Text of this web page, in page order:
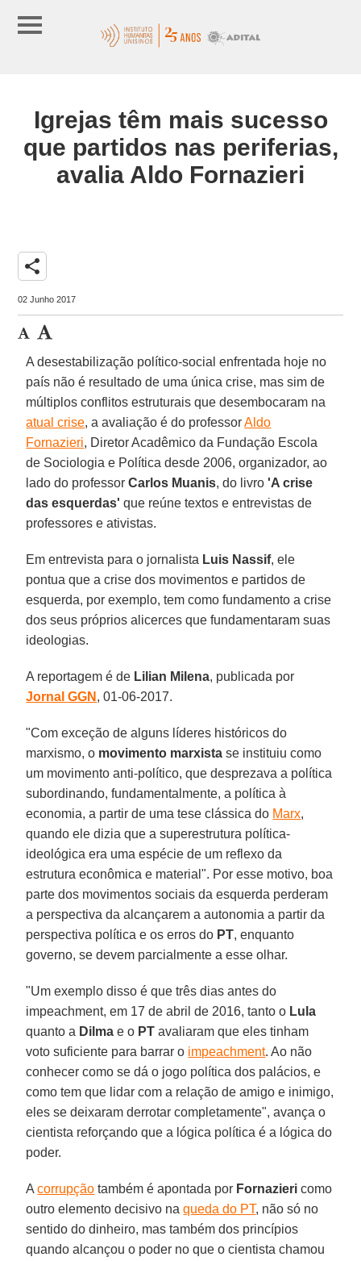
Igrejas têm mais sucesso
que partidos nas periferias,
avalia Aldo Fornazieri
share
02 Junho 2017
A desestabilização político-social enfrentada hoje no
país não é resultado de uma única crise, mas sim de
múltiplos conflitos estruturais que desembocaram na
atual crise, a avaliação é do professorAldo
Fornazieri, Diretor Acadêmico da Fundação Escola
de Sociologia e Política desde 2006, organizador, ao
lado do professorCarlos Muanis, do livro'A crise
das esquerdas' que reúne textos e entrevistas de
professores e ativistas.
Em entrevista para o jornalista Luis Nassif, ele
pontua que a crise dos movimentos e partidos de
esquerda, por exemplo, tem como fundamento a crise
dos seus próprios alicerces que fundamentaram suas
ideologias.
A reportagem é de Lilian Milena, publicada por
Jornal GGN , 01-06-2017.
"Com exceção de alguns líderes históricos do
marxismo, o movimento marxista se instituiu como
um movimento anti-político, que desprezava a política
subordinando, fundamentalmente, a política à
economia, a partir de uma tese clássica do Marx,
quando ele dizia que a superestrutura política-
ideológica era uma espécie de um reflexo da
estrutura econômica e material". Por esse motivo, boa
parte dos movimentos sociais da esquerda perderam
a perspectiva da alcançarem a autonomia a partir da
perspectiva política e os erros do PT, enquanto
governo, se devem parcialmente a esse olhar.
"Um exemplo disso é que três dias antes do
impeachment, em 17 de abril de 2016, tanto o Lula
quanto a Dilma e o PT avaliaram que eles tinham
voto suficiente para barrar o impeachment. Ao não
conhecer como se dá o jogo política dos palácios, e
como tem que lidar com a relação de amigo e inimigo,
eles se deixaram derrotar completamente", avança o
cientista reforçando que a lógica política é a lógica do
poder.
Acorrupção também é apontada por Fornazieri como
outro elemento decisivo naqueda do PT, não só no
sentido do dinheiro, mas também dos princípios
quando alcançou o poder no que o cientista chamou